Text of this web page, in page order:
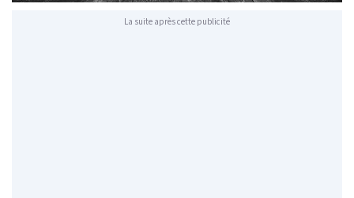
La suite après cette publicité